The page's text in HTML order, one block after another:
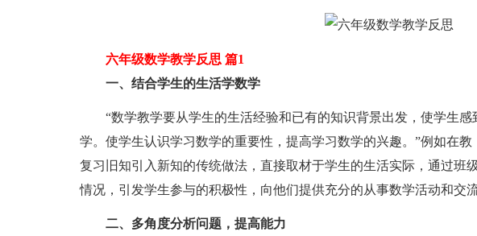
六年级数学教学反思 篇1
一、结合学生的生活学数学
“数学教学要从学生的生活经验和已有的知识背景出发，使学生感
学。使学生认识学习数学的重要性，提高学习数学的兴趣。”例如在
复习旧知引入新知的传统做法，直接取材于学生的生活实际，通过班
情况，引发学生参与的积极性，向他们提供充分的从事数学活动和交流
二、多角度分析问题，提高能力